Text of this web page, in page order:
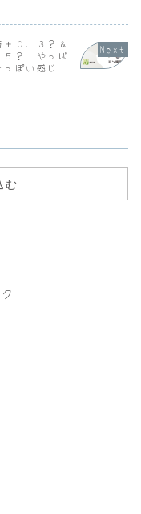
＋０．３？＆
５？ やっぱ
っぽい感じ
む